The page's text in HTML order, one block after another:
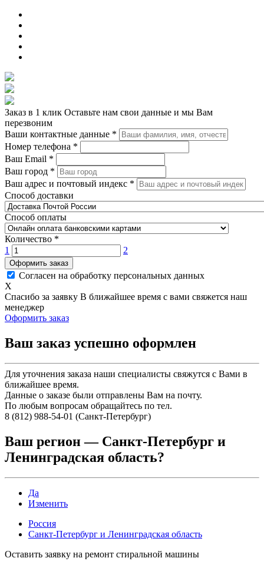
Заказ в 1 клик Оставьте нам свои данные и мы Вам
перезвоним
Ваши контактные данные *
Номер телефона *
Ваш Email *
Ваш город *
Ваш адрес и почтовый индекс *
Способ доставки
Способ оплаты
Количество *
1
2
Оформить заказ
Согласен на обработку персональных данных
X
Спасибо за заявку В ближайшее время с вами свяжется наш
менеджер
Оформить заказ
Ваш заказ успешно оформлен
Для уточнения заказа наши специалисты свяжутся с Вами в
ближайшее время.
Данные о заказе были отправлены Вам на почту.
По любым вопросам обращайтесь по тел.
8 (812) 988-54-01 (Санкт-Петербург)
Ваш регион — Санкт-Петербург и
Ленинградская область?
Да
Изменить
Россия
Санкт-Петербург и Ленинградская область
Оставить заявку на ремонт стиральной машины